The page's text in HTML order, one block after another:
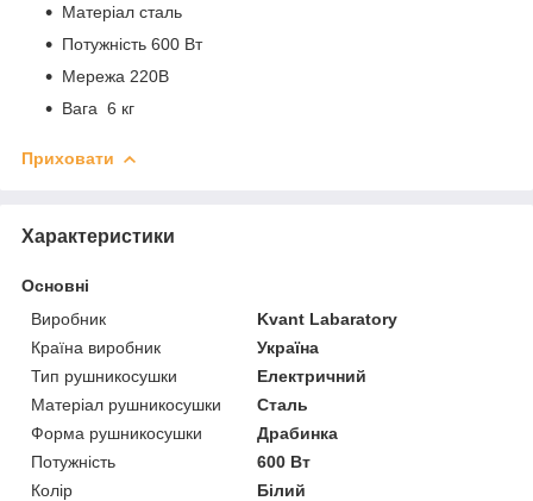
Матеріал сталь
Потужність 600 Вт
Мережа 220В
Вага 6 кг
Приховати
Характеристики
Основні
Виробник
Kvant Labaratory
Країна виробник
Україна
Тип рушникосушки
Електричний
Матеріал рушникосушки
Сталь
Форма рушникосушки
Драбинка
Потужність
600 Вт
Колір
Білий